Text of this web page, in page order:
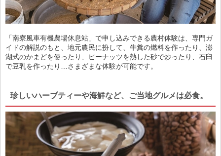
「南寮風車有機農場休息站」で申し込みできる農村体験は、専門ガ
イドの解説のもと、地元農民に扮して、牛糞の燃料を作ったり、澎
湖式のかまどを使ったり、ピーナッツを熱した砂で炒ったり、石臼
で豆乳を作ったり…さまざまな体験が可能です。
珍しいハーブティーや海鮮など、ご当地グルメは必食。